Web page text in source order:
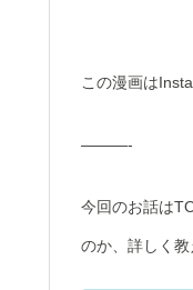
この漫画は
———-
今回のお話は
のか、詳しく教